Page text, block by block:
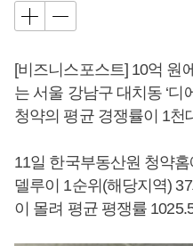
[비즈니스포스트] 10억 원
는 서울 강남구 대치동 ‘디
청약의 평균 경쟁률이 1천
11일 한국부동산원 청약
델루이 1순위(해당지역)
이 몰려 평균 평쟁률